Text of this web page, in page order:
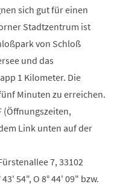
sich gut für einen
Stadtzentrum ist
von Schloß
und das
1 Kilometer. Die
Minuten zu erreichen.
(Öffnungszeiten,
Link unten auf der
7, 33102
54", O 8° 44' 09" bzw.